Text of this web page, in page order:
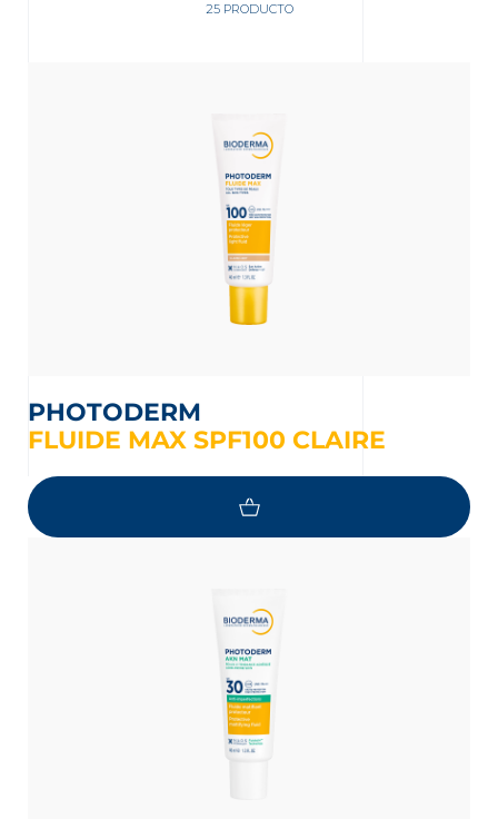
25 PRODUCTO
PHOTODERM
FLUIDE MAX SPF100 CLAIRE